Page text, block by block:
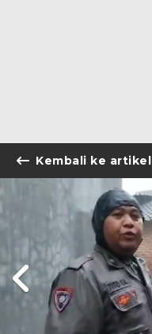
Kembali ke artikel